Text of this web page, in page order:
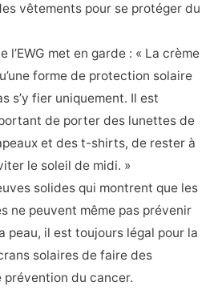
vêtements pour se protéger du
l’EWG met en garde : « La crème
forme de protection solaire
s’y fier uniquement. Il est
de porter des lunettes de
et des t-shirts, de rester à
le soleil de midi. »
solides qui montrent que les
ne peuvent même pas prévenir
peau, il est toujours légal pour la
solaires de faire des
prévention du cancer.